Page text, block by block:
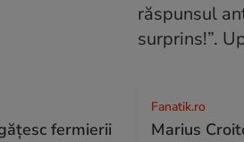
fermierii
Fanatik.ro
Marius